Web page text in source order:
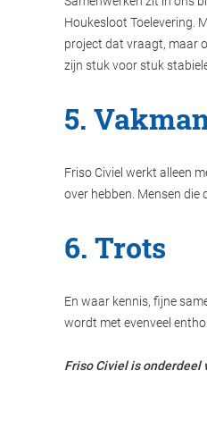
Houkesloot Toelevering.
project dat vraagt, maar
zijn stuk voor stuk
5.
Friso Civiel werkt alleen
over hebben. Mensen die
6. Trots
En waar kennis, fijne
wordt met evenveel
Friso Civiel is onderdeel